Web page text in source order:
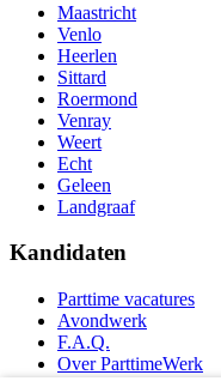
Maastricht
Venlo
Heerlen
Sittard
Roermond
Venray
Weert
Echt
Geleen
Landgraaf
Kandidaten
Parttime vacatures
Avondwerk
F.A.Q.
Over ParttimeWerk